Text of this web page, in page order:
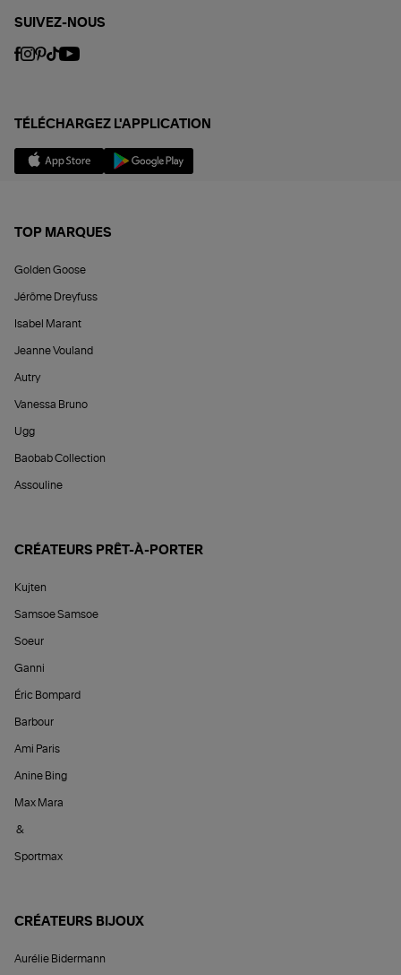
SUIVEZ-NOUS
TÉLÉCHARGEZ L'APPLICATION
TOP MARQUES
Golden Goose
Jérôme Dreyfuss
Isabel Marant
Jeanne Vouland
Autry
Vanessa Bruno
Ugg
Baobab Collection
Assouline
CRÉATEURS PRÊT-À-PORTER
Kujten
Samsoe Samsoe
Soeur
Ganni
Éric Bompard
Barbour
Ami Paris
Anine Bing
Max Mara
&
Sportmax
CRÉATEURS BIJOUX
Aurélie Bidermann